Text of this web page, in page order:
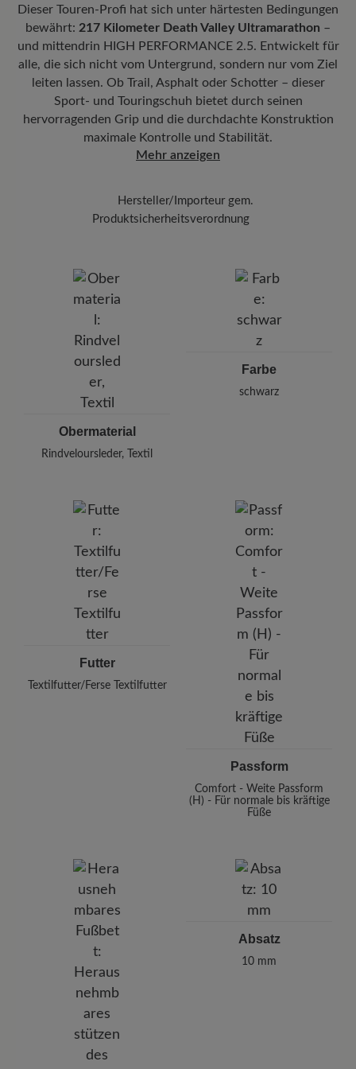
PU/Gummi-Kombination für exzellente Bodenhaftung und
gelenkschonendes Abrollen.
Herausnehmbares Fußbett:6 mm Stability-Fußbett mit
Gelenkstütze und Textilbezug bietet gezielte Unterstützung für den
Mittelfuß und sorgt für Stabilität bei jedem Schritt.
Funktionalität: Atmungsaktiv
lauwarmem Wasser und einer dünnen Schicht
derCarbon Complete Pflege, und achten Sie
darauf, gleichmäßig vorzugehen, um Ränder zu
vermeiden.
Sobald die Schuhe bei Zimmertemperatur
getrocknet sind, tragen Sie die Imprägnierung
Carbon Pro mit einem Abstand von 20-30 cm
auf – so schützen Sie Ihre Schuhe zuverlässig
vor Feuchtigkeit und Schmutz.
Mit der beigefügten Sendungsnummer können Sie genau
nachverfolgen, wo sich Ihr neues BÄR Lieblingsstück gerade
befindet.
Dieser Touren-Profi hat sich unter härtesten Bedingungen
bewährt: 217 Kilometer Death Valley Ultramarathon –
und mittendrin HIGH PERFORMANCE 2.5. Entwickelt für
alle, die sich nicht vom Untergrund, sondern nur vom Ziel
leiten lassen. Ob Trail, Asphalt oder Schotter – dieser
Sport- und Touringschuh bietet durch seinen
hervorragenden Grip und die durchdachte Konstruktion
maximale Kontrolle und Stabilität.
Mehr anzeigen
Hersteller/Importeur gem.
Produktsicherheitsverordnung
Pleidelsheimer Str. 15/1, 74321 Bietigheim-Bissingen,
E-mail:
kundenbetreuung@baer-schuhe.de
Obermaterial
Rindveloursleder, Textil
Farbe
schwarz
Futter
Textilfutter/Ferse Textilfutter
Passform
Comfort - Weite Passform
(H) - Für normale bis kräftige
Füße
Absatz
10 mm